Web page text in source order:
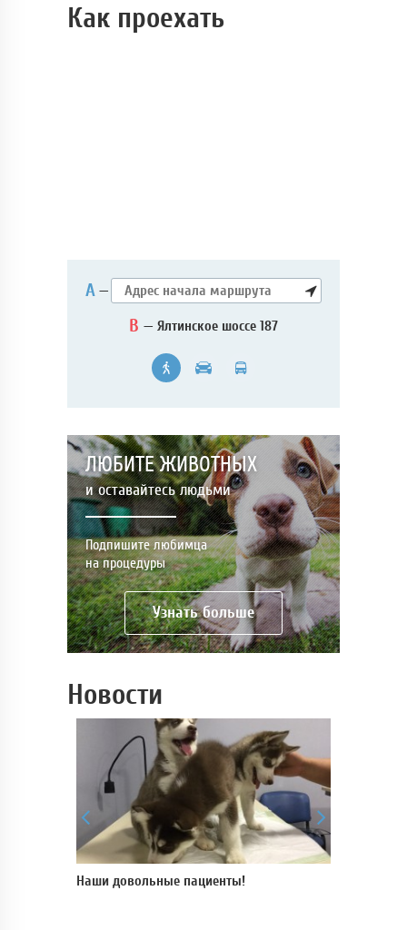
Как проехать
А —
B — Ялтинское шоссе 187
ЛЮБИТЕ ЖИВОТНЫХ
и оставайтесь людьми
Подпишите любимца
на процедуры
Узнать больше
Новости
Наши довольные пациенты!